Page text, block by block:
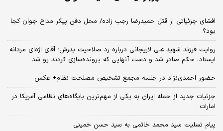
افشای جزئیاتی از قتل حمیدرضا رجب زاده/ محل دفن پیکر مداح جوان کجا
بود؟
روایت فرزند شهید علی لاریجانی درباره رد صلاحیت پدرش؛ آقای اژه‌ای مردانه
ایستاد، حکم صادر شد و دست آنهایی که پرونده‌سازی کردند رو شد
حضور احمدی‌نژاد در جلسه مجمع تشخیص مصلحت نظام+ عکس
جزئیات جدید از حمله ایران به یکی از مهم‌ترین پایگاه‌های نظامی آمریکا در
امارات
پیام تسلیت سید محمد خاتمی به سید حسن خمینی